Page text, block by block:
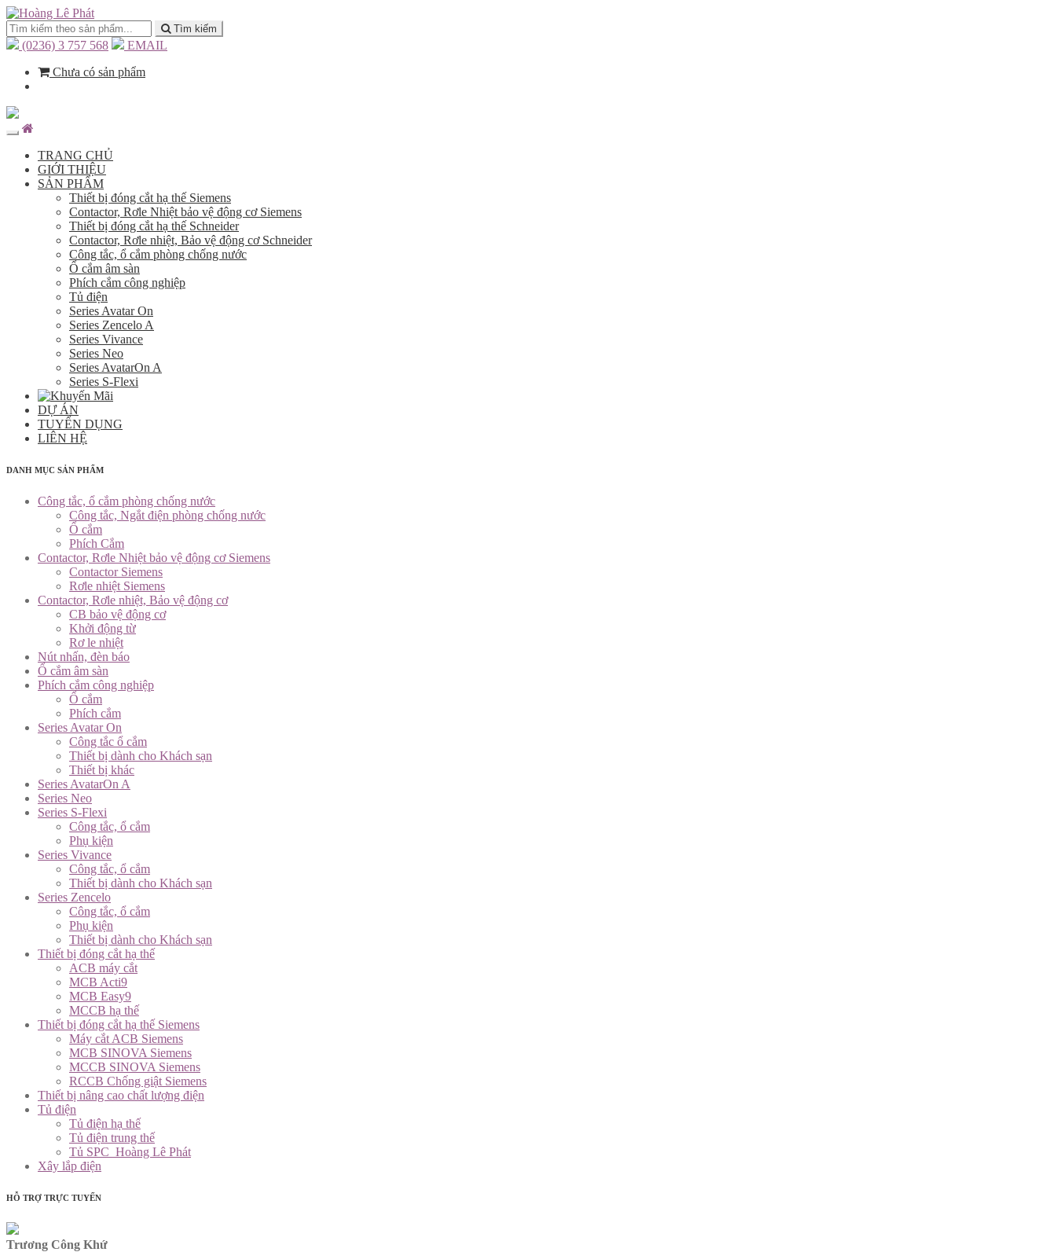
Tìm kiếm
(0236) 3 757 568
EMAIL
Chưa có sản phẩm
TRANG CHỦ
GIỚI THIỆU
SẢN PHẨM
Thiết bị đóng cắt hạ thế Siemens
Contactor, Rơle Nhiệt bảo vệ động cơ Siemens
Thiết bị đóng cắt hạ thế Schneider
Contactor, Rơle nhiệt, Bảo vệ động cơ Schneider
Công tắc, ổ cắm phòng chống nước
Ổ cắm âm sàn
Phích cắm công nghiệp
Tủ điện
Series Avatar On
Series Zencelo A
Series Vivance
Series Neo
Series AvatarOn A
Series S-Flexi
DỰ ÁN
TUYỂN DỤNG
LIÊN HỆ
DANH MỤC SẢN PHẨM
Công tắc, ổ cắm phòng chống nước
Công tắc, Ngắt điện phòng chống nước
Ổ cắm
Phích Cắm
Contactor, Rơle Nhiệt bảo vệ động cơ Siemens
Contactor Siemens
Rơle nhiệt Siemens
Contactor, Rơle nhiệt, Bảo vệ động cơ
CB bảo vệ động cơ
Khởi động từ
Rơ le nhiệt
Nút nhấn, đèn báo
Ổ cắm âm sàn
Phích cắm công nghiệp
Ổ cắm
Phích cắm
Series Avatar On
Công tắc ổ cắm
Thiết bị dành cho Khách sạn
Thiết bị khác
Series AvatarOn A
Series Neo
Series S-Flexi
Công tắc, ổ cắm
Phụ kiện
Series Vivance
Công tắc, ổ cắm
Thiết bị dành cho Khách sạn
Series Zencelo
Công tắc, ổ cắm
Phụ kiện
Thiết bị dành cho Khách sạn
Thiết bị đóng cắt hạ thế
ACB máy cắt
MCB Acti9
MCB Easy9
MCCB hạ thế
Thiết bị đóng cắt hạ thế Siemens
Máy cắt ACB Siemens
MCB SINOVA Siemens
MCCB SINOVA Siemens
RCCB Chống giật Siemens
Thiết bị nâng cao chất lượng điện
Tủ điện
Tủ điện hạ thế
Tủ điện trung thế
Tủ SPC_Hoàng Lê Phát
Xây lắp điện
HỖ TRỢ TRỰC TUYẾN
Trương Công Khứ